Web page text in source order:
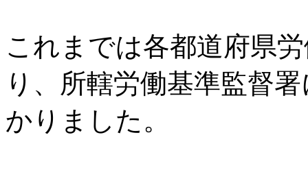
これまでは各都道府県
り、所轄労働基準監督
かりました。